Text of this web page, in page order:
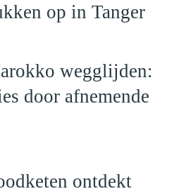
op in Tanger
wegglijden:
door afnemende
ontdekt